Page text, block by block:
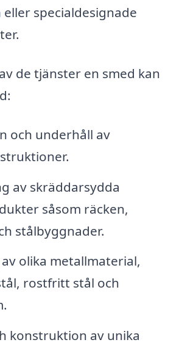
specialdesignade
de tjänster en smed kan
och underhåll av
av skräddarsydda
såsom räcken,
stålbyggnader.
olika metallmaterial,
rostfritt stål och
konstruktion av unika